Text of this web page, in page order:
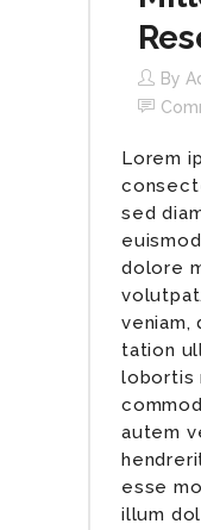
By
Lorem
sed
dolore
veniam,
tation
lobortis
autem
esse
illum